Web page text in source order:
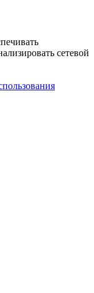
сетевой